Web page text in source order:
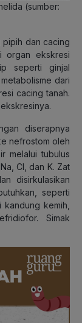
(sumber:
dan cacing
organ ekskresi
seperti ginjal
dari
cacing tanah.
diserapnya
nefrostom oleh
melalui tubulus
Cl, dan K. Zat
disirkulasikan
seperti
kemih,
Simak